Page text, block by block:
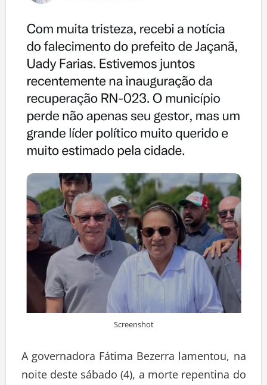
Screenshot
A governadora Fátima Bezerra lamentou, na
noite deste sábado (4), a morte repentina do